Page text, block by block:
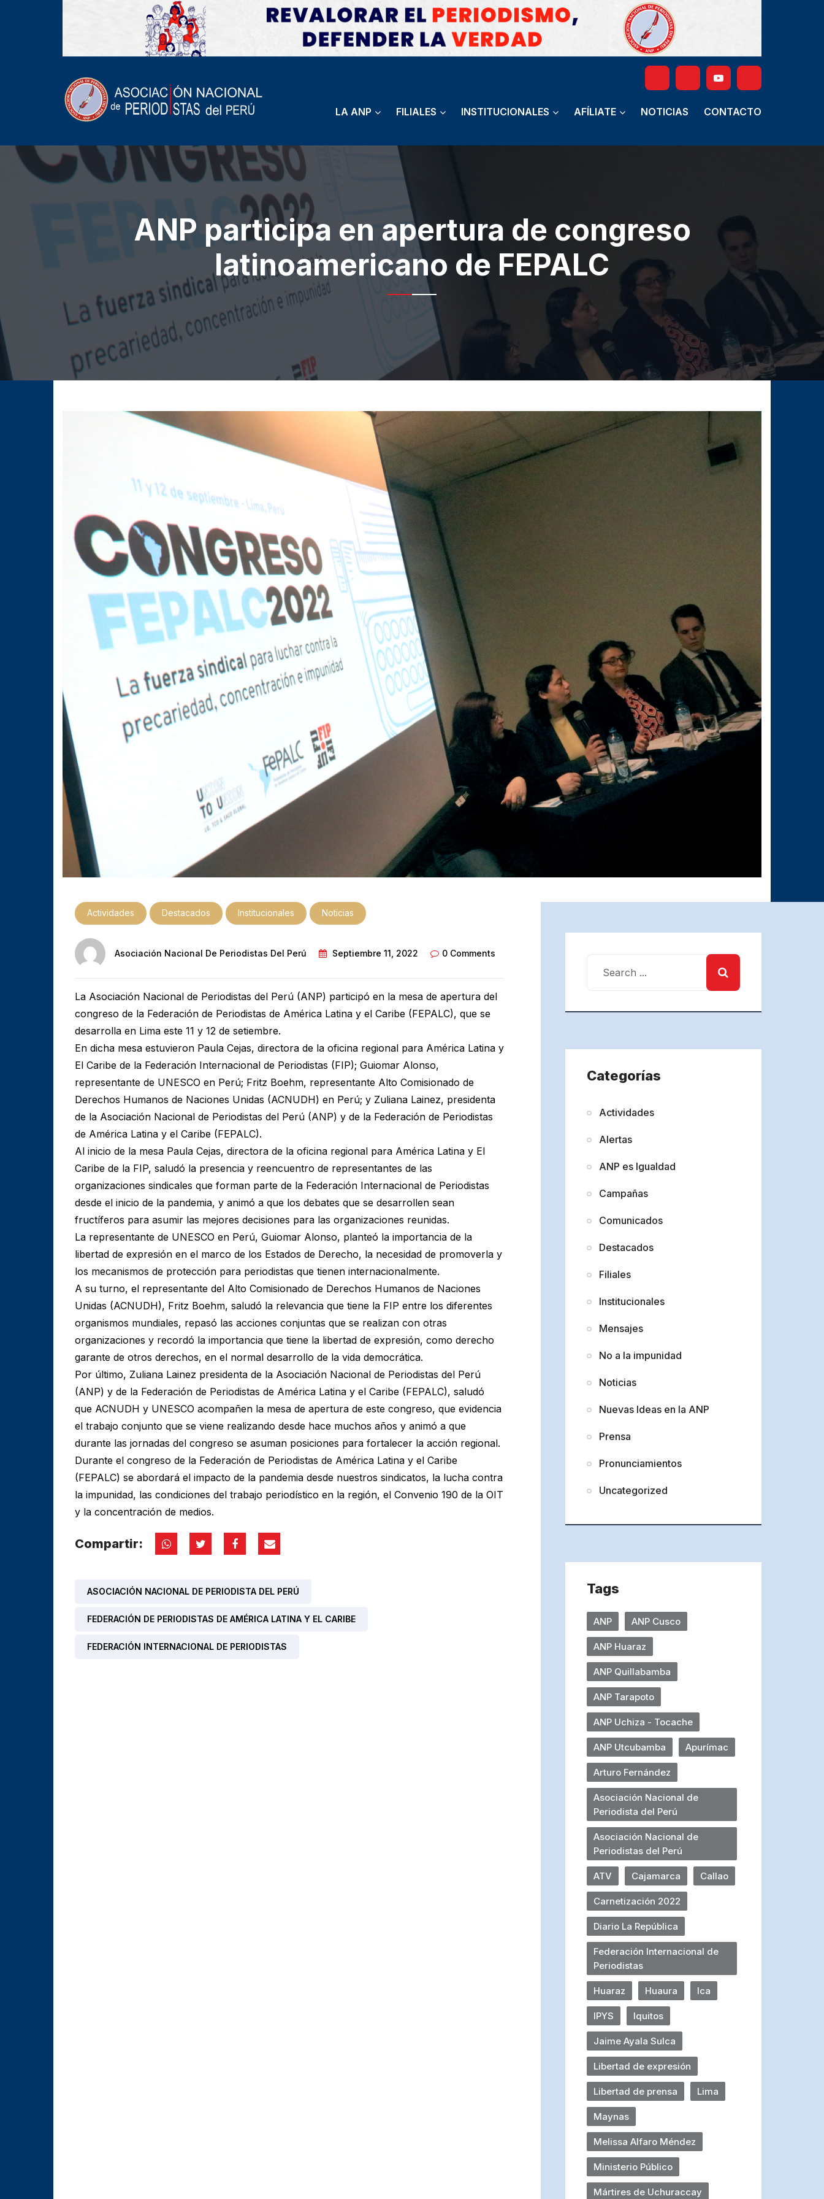
LA ANP FILIALES INSTITUCIONALES AFÍLIATE NOTICIAS CONTACTO
ANP participa en apertura de congreso
latinoamericano de FEPALC
Actividades Destacados Institucionales Noticias
Asociación Nacional De Periodistas Del Perú Septiembre 11, 2022 0 Comments
La Asociación Nacional de Periodistas del Perú (ANP) participó en la mesa de apertura del
congreso de la Federación de Periodistas de América Latina y el Caribe (FEPALC), que se
desarrolla en Lima este 11 y 12 de setiembre.
En dicha mesa estuvieron Paula Cejas, directora de la oficina regional para América Latina y
El Caribe de la Federación Internacional de Periodistas (FIP); Guiomar Alonso,
representante de UNESCO en Perú; Fritz Boehm, representante Alto Comisionado de
Derechos Humanos de Naciones Unidas (ACNUDH) en Perú; y Zuliana Lainez, presidenta
de la Asociación Nacional de Periodistas del Perú (ANP) y de la Federación de Periodistas
de América Latina y el Caribe (FEPALC).
Al inicio de la mesa Paula Cejas, directora de la oficina regional para América Latina y El
Caribe de la FIP, saludó la presencia y reencuentro de representantes de las
organizaciones sindicales que forman parte de la Federación Internacional de Periodistas
desde el inicio de la pandemia, y animó a que los debates que se desarrollen sean
fructíferos para asumir las mejores decisiones para las organizaciones reunidas.
La representante de UNESCO en Perú, Guiomar Alonso, planteó la importancia de la
libertad de expresión en el marco de los Estados de Derecho, la necesidad de promoverla y
los mecanismos de protección para periodistas que tienen internacionalmente.
A su turno, el representante del Alto Comisionado de Derechos Humanos de Naciones
Unidas (ACNUDH), Fritz Boehm, saludó la relevancia que tiene la FIP entre los diferentes
organismos mundiales, repasó las acciones conjuntas que se realizan con otras
organizaciones y recordó la importancia que tiene la libertad de expresión, como derecho
garante de otros derechos, en el normal desarrollo de la vida democrática.
Por último, Zuliana Lainez presidenta de la Asociación Nacional de Periodistas del Perú
(ANP) y de la Federación de Periodistas de América Latina y el Caribe (FEPALC), saludó
que ACNUDH y UNESCO acompañen la mesa de apertura de este congreso, que evidencia
el trabajo conjunto que se viene realizando desde hace muchos años y animó a que
durante las jornadas del congreso se asuman posiciones para fortalecer la acción regional.
Durante el congreso de la Federación de Periodistas de América Latina y el Caribe
(FEPALC) se abordará el impacto de la pandemia desde nuestros sindicatos, la lucha contra
la impunidad, las condiciones del trabajo periodístico en la región, el Convenio 190 de la OIT
y la concentración de medios.
Compartir:
ASOCIACIÓN NACIONAL DE PERIODISTA DEL PERÚ
FEDERACIÓN DE PERIODISTAS DE AMÉRICA LATINA Y EL CARIBE
FEDERACIÓN INTERNACIONAL DE PERIODISTAS
Categorías
Actividades
Alertas
ANP es Igualdad
Campañas
Comunicados
Destacados
Filiales
Institucionales
Mensajes
No a la impunidad
Noticias
Nuevas Ideas en la ANP
Prensa
Pronunciamientos
Uncategorized
Tags
ANP ANP Cusco
ANP Huaraz
ANP Quillabamba
ANP Tarapoto
ANP Uchiza - Tocache
ANP Utcubamba Apurímac
Arturo Fernández
Asociación Nacional de
Periodista del Perú
Asociación Nacional de
Periodistas del Perú
ATV Cajamarca Callao
Carnetización 2022
Diario La República
Federación Internacional de
Periodistas
Huaraz Huaura Ica
IPYS Iquitos
Jaime Ayala Sulca
Libertad de expresión
Libertad de prensa Lima
Maynas
Melissa Alfaro Méndez
Ministerio Público
Mártires de Uchuraccay